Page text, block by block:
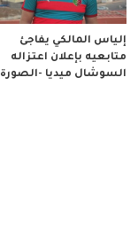
إلياس المالكي يفاجئ
متابعيه بإعلان اعتزاله
السوشال ميديا -الصورة